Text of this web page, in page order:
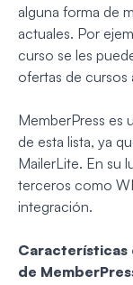
alguna forma de
actuales. Por
curso se les
ofertas de cursos
MemberPress es
de esta lista, ya
MailerLite. En su
terceros como
integración.
Características
de